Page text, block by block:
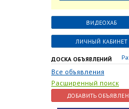
продукции
потребителю?
ВИДЕОХАБ
ЛИЧНЫЙ КАБИНЕТ
ДОСКА ОБЪЯВЛЕНИЙ
Все объявления
Расширенный поиск
ДОБАВИТЬ